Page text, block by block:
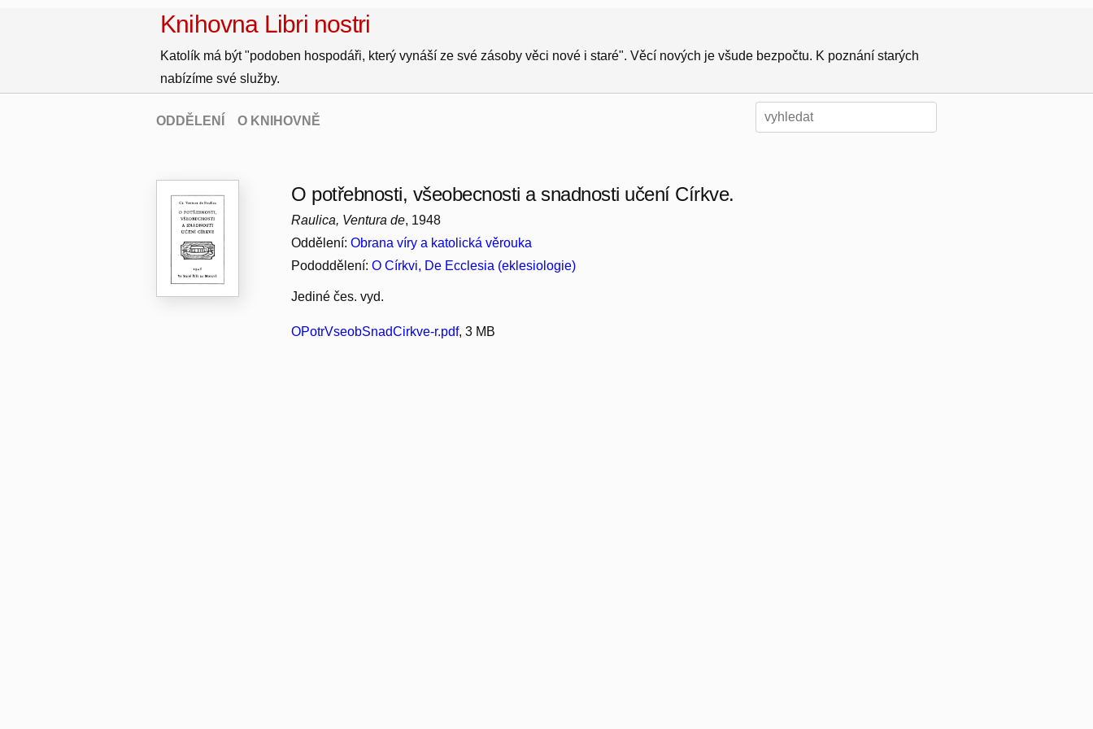
Knihovna Libri nostri
Katolík má být "podoben hospodáři, který vynáší ze své zásoby věci nové i staré". Věcí nových je všude bezpočtu. K poznání starých
nabízíme své služby.
ODDĚLENÍ O KNIHOVNĚ
O potřebnosti, všeobecnosti a snadnosti učení Církve.
Raulica, Ventura de, 1948
Oddělení:Obrana víry a katolická věrouka
Pododdělení:O Církvi, De Ecclesia (eklesiologie)
Jediné čes. vyd.
OPotrVseobSnadCirkve-r.pdf, 3 MB